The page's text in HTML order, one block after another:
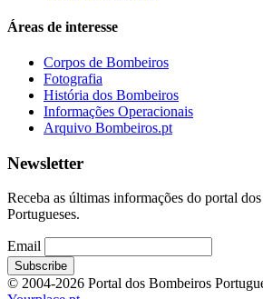
Áreas de interesse
Corpos de Bombeiros
Fotografia
História dos Bombeiros
Informações Operacionais
Arquivo Bombeiros.pt
Newsletter
Receba as últimas informações do portal
Portugueses.
Email
© 2004-2026 Portal dos Bombeiros